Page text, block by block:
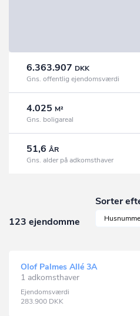
6.363.907 DKK
Gns. offentlig ejendomsværdi
4.025 M²
Gns. boligareal
51,6 ÅR
Gns. alder på adkomsthaver
123 ejendomme
Sorter
Olof Palmes Allé 3A
1 adkomsthaver
Ejendomsværdi
283.900 DKK